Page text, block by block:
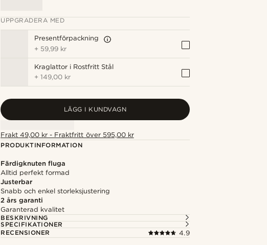
UPPGRADERA MED
Presentförpackning
+ 59,99 kr
Kraglattor i Rostfritt Stål
+149,00 kr
LÄGG I KUNDVAGN
Frakt 49,00 kr - Fraktfritt över 595,00 kr
PRODUKTINFORMATION
Färdigknuten fluga
Alltid perfekt formad
Justerbar
Snabb och enkel storleksjustering
2 års garanti
Garanterad kvalitet
BESKRIVNING
SPECIFIKATIONER
RECENSIONER
4.9